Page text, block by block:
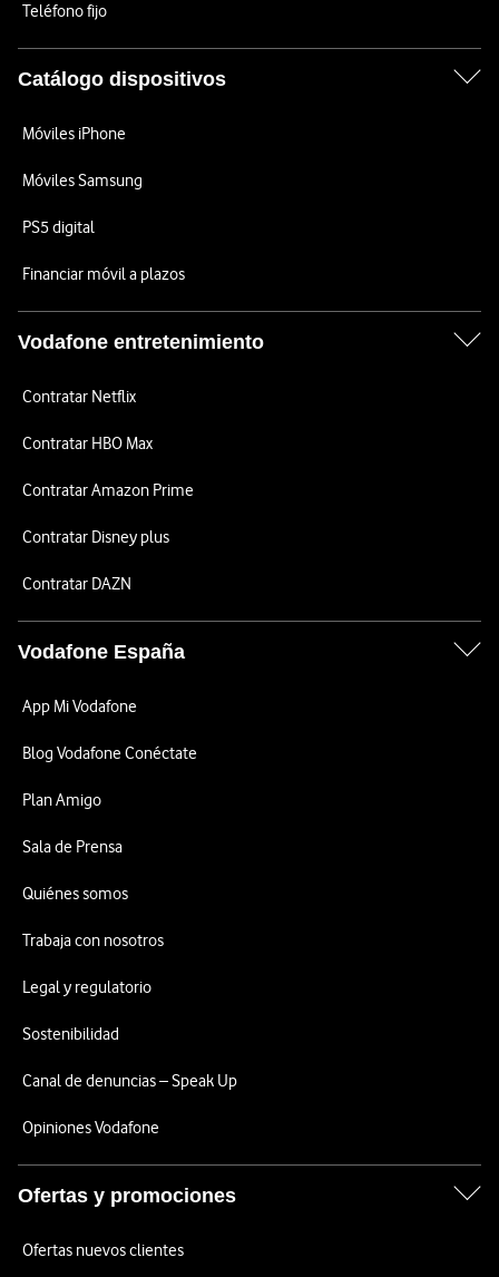
Teléfono fijo
Catálogo dispositivos
Móviles iPhone
Móviles Samsung
PS5 digital
Financiar móvil a plazos
Vodafone entretenimiento
Contratar Netflix
Contratar HBO Max
Contratar Amazon Prime
Contratar Disney plus
Contratar DAZN
Vodafone España
App Mi Vodafone
Blog Vodafone Conéctate
Plan Amigo
Sala de Prensa
Quiénes somos
Trabaja con nosotros
Legal y regulatorio
Sostenibilidad
Canal de denuncias – Speak Up
Opiniones Vodafone
Ofertas y promociones
Ofertas nuevos clientes